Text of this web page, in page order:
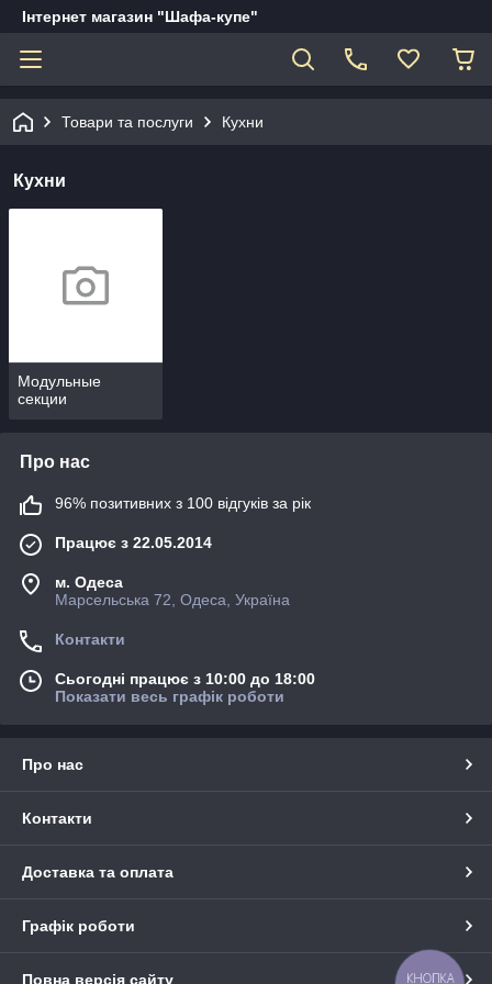
Інтернет магазин "Шафа-купе"
Товари та послуги Кухни
Кухни
Модульные
секции
Про нас
96% позитивних з 100 відгуків за рік
Працює з 22.05.2014
м. Одеса
Марсельська 72, Одеса, Україна
Контакти
Сьогодні працює з 10:00 до 18:00
Показати весь графік роботи
Про нас
Контакти
Доставка та оплата
Графік роботи
Повна версія сайту КНОПКА